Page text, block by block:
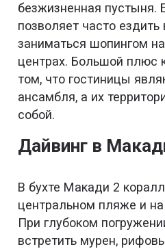
безжизненная пустыня.
позволяет часто ездить
заниматься шопингом
центрах. Большой плюс
том, что гостиницы
ансамбля, а их
собой.
Дайвинг в
В бухте Макади 2
центральном пляже и
При глубоком
встретить мурен,